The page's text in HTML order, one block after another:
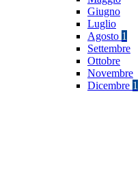
Giugno
Luglio
Agosto 1
Settembre
Ottobre
Novembre
Dicembre 1